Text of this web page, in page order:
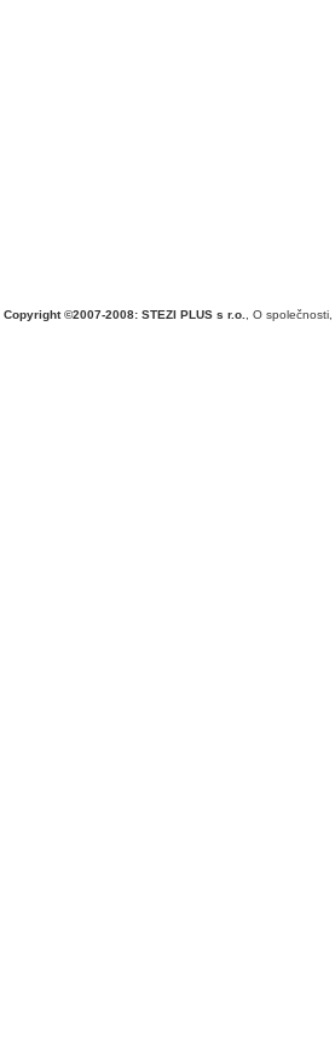
Copyright ©2007-2008: STEZI PLUS s r.o. O společnosti